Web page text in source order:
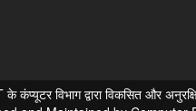
कंप्यूटर विभाग द्वारा विकसित और